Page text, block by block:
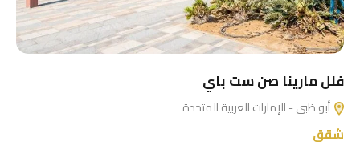
فلل مارينا صن ست باي
أبو ظبي - الإمارات العربية المتحدة
شقق